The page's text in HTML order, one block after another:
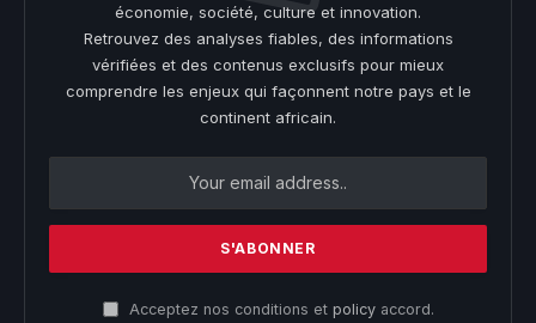
économie, société, culture et innovation.
Retrouvez des analyses fiables, des informations
vérifiées et des contenus exclusifs pour mieux
comprendre les enjeux qui façonnent notre pays et le
continent africain.
Acceptez nos conditions et policyaccord.